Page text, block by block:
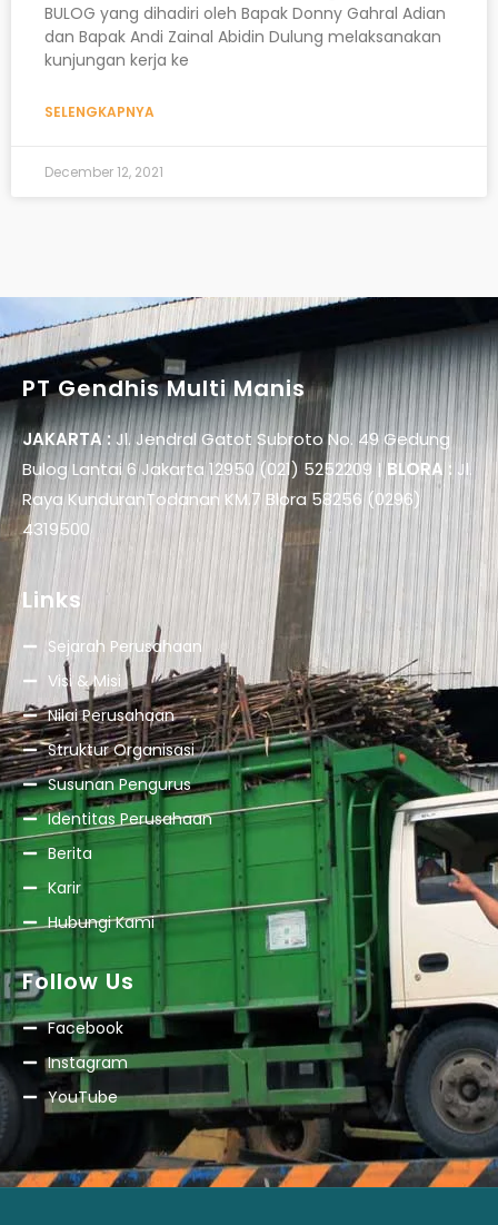
BULOG yang dihadiri oleh Bapak Donny Gahral Adian
dan Bapak Andi Zainal Abidin Dulung melaksanakan
kunjungan kerja ke
SELENGKAPNYA
December 12, 2021
PT Gendhis Multi Manis
JAKARTA :Jl. Jendral Gatot Subroto No. 49 Gedung
Bulog Lantai 6 Jakarta 12950 (021) 5252209 |BLORA :Jl.
Raya KunduranTodanan KM.7 Blora 58256 (0296)
4319500
Links
Sejarah Perusahaan
Visi & Misi
Nilai Perusahaan
Struktur Organisasi
Susunan Pengurus
Identitas Perusahaan
Berita
Karir
Hubungi Kami
Follow Us
Facebook
Instagram
YouTube